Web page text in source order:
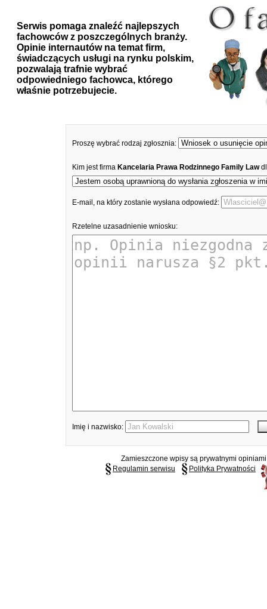
Serwis pomaga znaleźć najlepszych
fachowców z poszczególnych branży.
Opinie internautów na temat firm,
świadczących usługi na rynku polskim,
pozwalają trafnie wybrać
odpowiedniego fachowca, którego
właśnie potrzebujecie.
Proszę wybrać rodzaj zgłosznia:
Kim jest firma Kancelaria Prawa Rodzinnego Family Law
E-mail, na który zostanie wysłana odpowiedź:
Rzetelne uzasadnienie wniosku:
Imię i nazwisko:
Zamieszczone wpisy są prywatnymi
Regulamin serwisu
Polityka Prywatności